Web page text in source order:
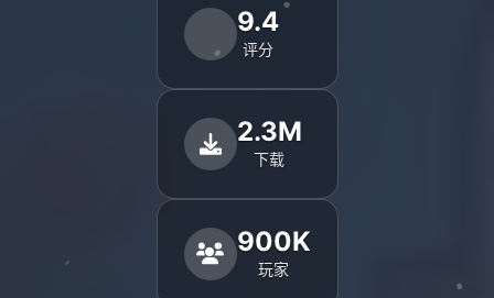
9.4
评分
2.3M
下载
900K
玩家